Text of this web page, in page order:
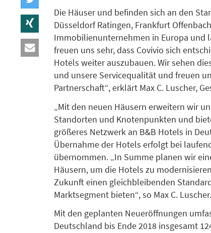
Die Häuser und befinden sich an den
Düsseldorf Ratingen, Frankfurt
Immobilienunternehmen in Europa und
freuen uns sehr, dass Covivio sich
Hotels weiter auszubauen. Wir sehen
und unsere Servicequalität und freuen
Partnerschaft“, erklärt Max C. Luscher,
„Mit den neuen Häusern erweitern wir
Standorten und Knotenpunkten und
größeres Netzwerk an B&B Hotels in
Übernahme der Hotels erfolgt bei
übernommen. „In Summe planen wir
Häusern, um die Hotels zu
Zukunft einen gleichbleibenden
Marktsegment bieten“, so Max C. Luscher.
Mit den geplanten Neueröffnungen
Deutschland bis Ende 2018 insgesamt